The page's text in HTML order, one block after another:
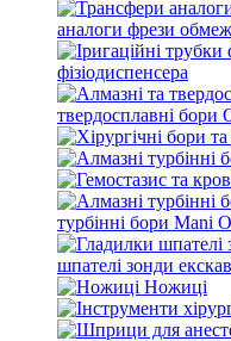
аналоги фрези
фізіодиспенсера
твердосплавні бори
турбінні бори
шпателі зонди
Ножиці